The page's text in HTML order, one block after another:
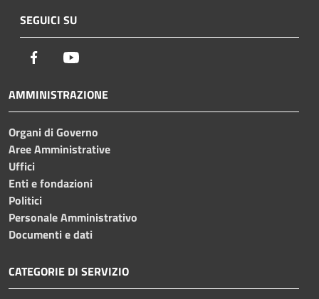
SEGUICI SU
Facebook
AMMINISTRAZIONE
Organi di Governo
Aree Amministrative
Uffici
Enti e fondazioni
Politici
Personale Amministrativo
Documenti e dati
CATEGORIE DI SERVIZIO